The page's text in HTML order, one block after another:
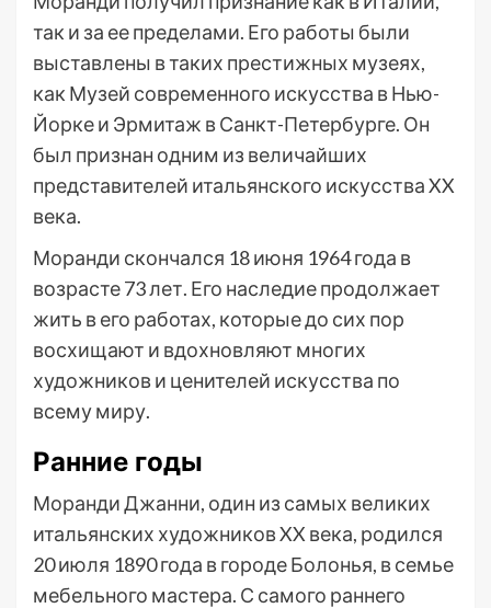
так и за ее пределами. Его работы были
выставлены в таких престижных музеях,
как Музей современного искусства в Нью-
Йорке и Эрмитаж в Санкт-Петербурге. Он
был признан одним из величайших
представителей итальянского искусства XX
века.
Моранди скончался 18 июня 1964 года в
возрасте 73 лет. Его наследие продолжает
жить в его работах, которые до сих пор
восхищают и вдохновляют многих
художников и ценителей искусства по
всему миру.
Ранние годы
Моранди Джанни, один из самых великих
итальянских художников XX века, родился
20 июля 1890 года в городе Болонья, в семье
мебельного мастера. С самого раннего